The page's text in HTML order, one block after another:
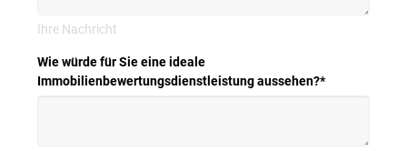
Ihre Nachricht
Wie würde für Sie eine ideale
Immobilienbewertungsdienstleistung aussehen?*